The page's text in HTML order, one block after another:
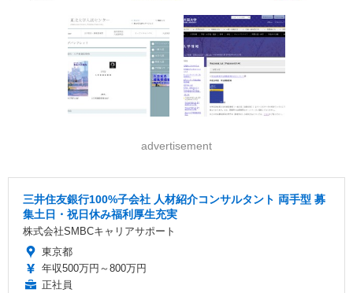
advertisement
三井住友銀行100%子会社 人材紹介コンサルタント 両手型 募
集土日・祝日休み福利厚生充実
株式会社SMBCキャリアサポート
東京都
年収500万円～800万円
正社員